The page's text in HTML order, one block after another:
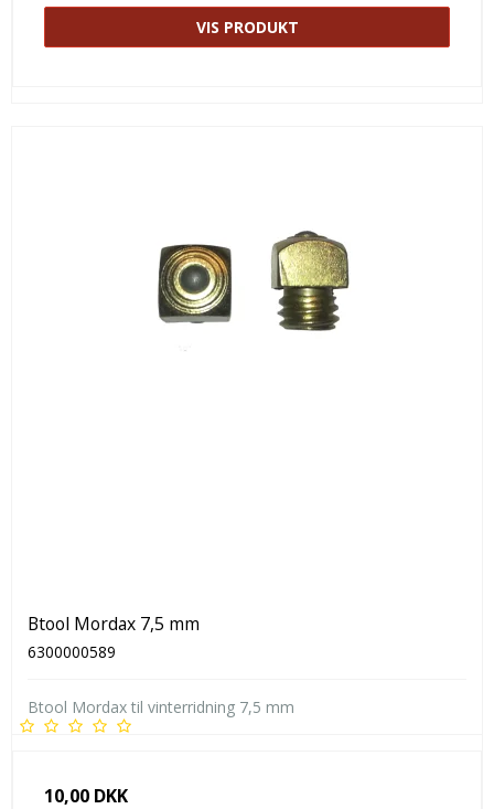
VIS PRODUKT
Btool Mordax 7,5 mm
6300000589
Btool Mordax til vinterridning 7,5 mm
10,00 DKK